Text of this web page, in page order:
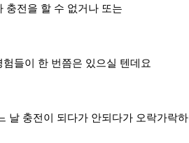
충전을 할 수 없거나 또는
들이 한 번쯤은 있으실 텐데요
날 충전이 되다가 안되다가 오락가락